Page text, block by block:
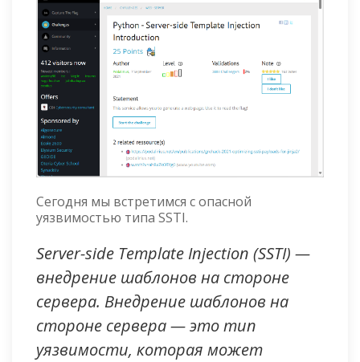
Сегодня мы встретимся с опасной
уязвимостью типа SSTI.
Server-side Template Injection (SSTI) —
внедрение шаблонов на стороне
сервера. Внедрение шаблонов на
стороне сервера — это тип
уязвимости, которая может